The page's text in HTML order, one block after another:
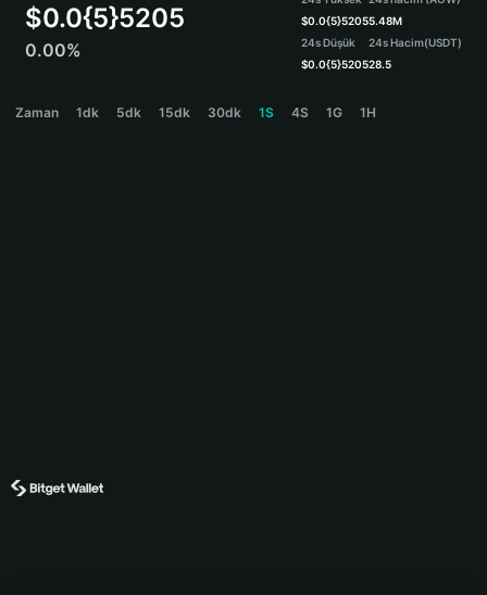
Español
Español (Argentina)
$0.0{5}5205
0.00%
$0.0{5}5205
24s Düşük
$0.0{5}5205
5.48M
24s Hacim(USDT)
28.5
Zaman 1dk 5dk 15dk 30dk 1S 4S 1G 1H